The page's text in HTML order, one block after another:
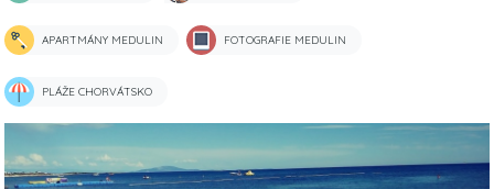
APARTMÁNY MEDULIN FOTOGRAFIE MEDULIN
PLÁŽE CHORVÁTSKO